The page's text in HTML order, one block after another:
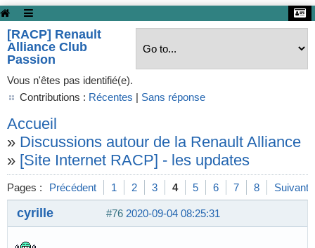
[RACP] Renault
Alliance Club
Passion
Vous n'êtes pas identifié(e).
Contributions : Récentes | Sans réponse
Accueil
» Discussions autour de la Renault Alliance
» [Site Internet RACP] - les updates
Pages : Précédent 1 2 3 4 5 6 7 8 Suivant
#76 2020-09-04 08:25:31
cyrille